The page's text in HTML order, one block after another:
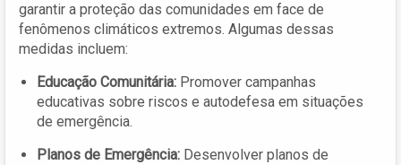
garantir a proteção das comunidades em face de
fenômenos climáticos extremos. Algumas dessas
medidas incluem:
Educação Comunitária: Promover campanhas
educativas sobre riscos e autodefesa em situações
de emergência.
Planos de Emergência: Desenvolver planos de